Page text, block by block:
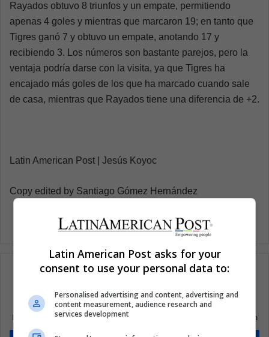
Rayados obtuvo 8 triunfos y un empate, permitiendo
apenas 4 goles y mientras que marcaron 19; en tanto que
Tigres ganó 7 y obtuvo un empate, anotando 17 y
recibiendo 3. Los números son bastante parejos, pero la
ventaja podría darse con la visita, ya que Tigres ha
encajado más goles de los que ha marcado cuando sale
de casa, mientras que Rayados tiene una diferencia de +2.
Latin American Post | Jesús Koyoc
Copy edited by Santiago Gómez Hernández
Suscríbete a nuestra lista de correos
Mantente informado sobre lo que está pasando en Latinoamérica
Latin American Post asks for your
consent to use your personal data to:
Personalised advertising and content, advertising and
content measurement, audience research and
services development